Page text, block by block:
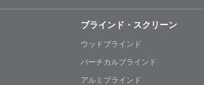
ブラインド・スクリーン
ウッドブラインド
バーチカルブラインド
アルミブラインド